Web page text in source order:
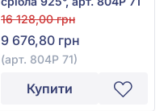
16 128,00 грн
9 676,80 грн
(арт. 804Р 71)
Купити